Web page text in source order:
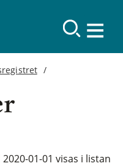
01-01 visas i listan